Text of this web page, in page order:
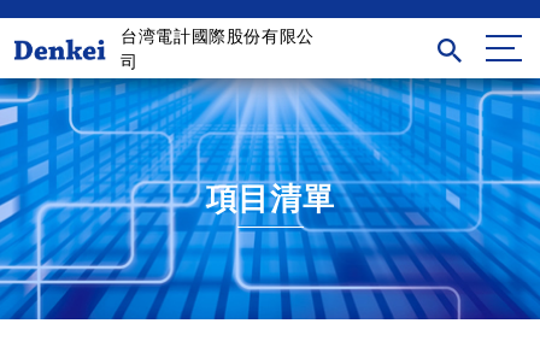
台湾電計國際股份有限公
司
項目清單